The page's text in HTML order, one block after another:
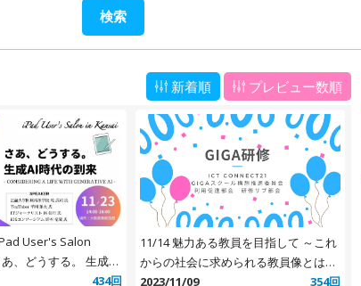
新着順 プレビュー数順
User's Salon
、どうする。 生成AI
434回
11/14 魅力ある教員を目指して ～これ
からの社会に求められる教員像とは
～ セミナー
2023/11/09 354回